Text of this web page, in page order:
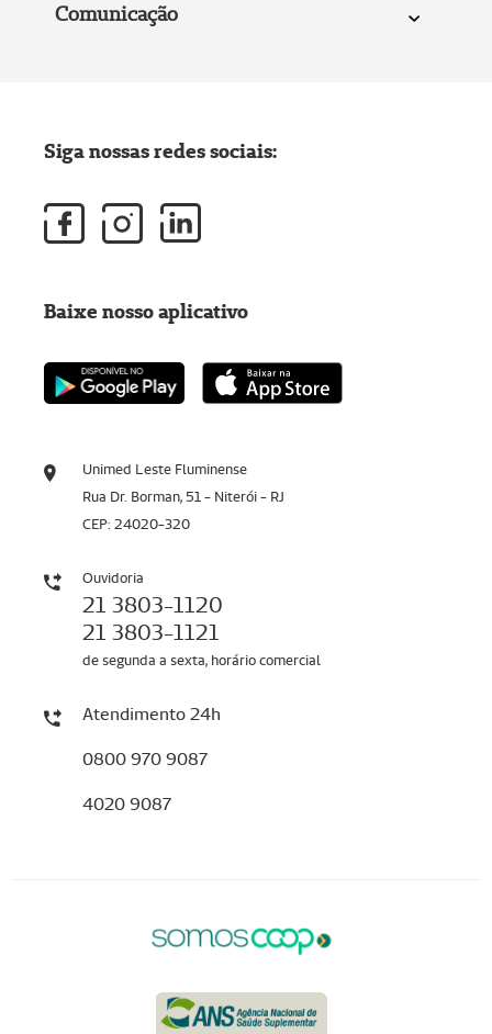
Comunicação
Unimed Leste Fluminense
Rua Dr. Borman, 51 - Niterói - RJ
CEP: 24020-320
Ouvidoria
21 3803-1120
21 3803-1121
de segunda a sexta, horário comercial
Atendimento 24h
0800 970 9087
4020 9087
Siga nossas redes sociais:
Baixe nosso aplicativo